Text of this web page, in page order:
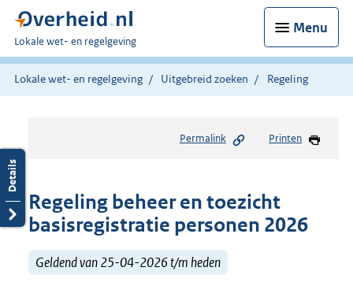
Menu
U
bent
hier:
Lokale wet- en regelgeving
Lokale wet- en regelgeving Uitgebreid zoeken Regeling
Permalink Printen
Regeling beheer en toezicht
basisregistratie personen 2026
Geldend van 25-04-2026 t/m heden